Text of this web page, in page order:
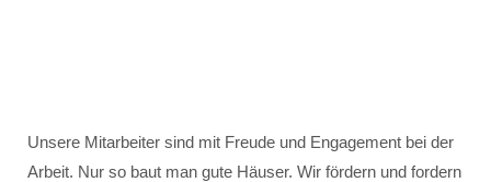
Unsere Mitarbeiter sind mit Freude und Engagement bei der
Arbeit. Nur so baut man gute Häuser. Wir fördern und fordern